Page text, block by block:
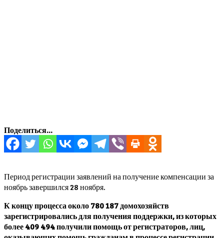
Поделиться...
Период регистрации заявлений на получение компенсации за
ноябрь завершился 28 ноября.
К концу процесса около 780 187 домохозяйств
зарегистрировались для получения поддержки, из которых
более 409 494 получили помощь от регистраторов, лиц,